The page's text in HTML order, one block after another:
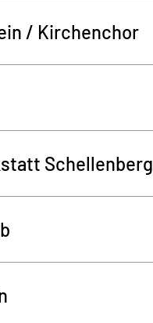
/ Kirchenchor
Schellenberg